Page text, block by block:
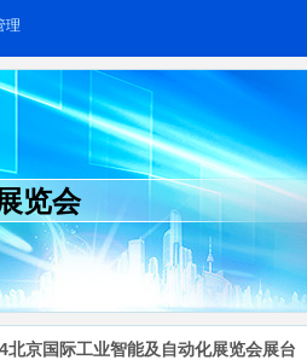
理
览会
京国际工业智能及自动化展览会展台